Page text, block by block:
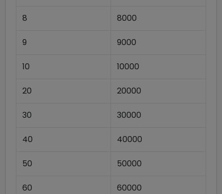
8 8000
9 9000
10 10000
20 20000
30 30000
40 40000
50 50000
60 60000